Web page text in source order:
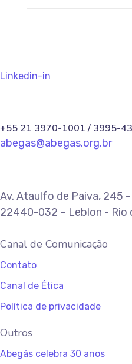
Linkedin-in
+55 21 3970-1001 / 3995-
abegas@abegas.org.br
Av. Ataulfo de Paiva, 245 -
22440-032 – Leblon - Rio
Canal de Comunicação
Contato
Canal de Ética
Política de privacidade
Outros
Abegás celebra 30 anos